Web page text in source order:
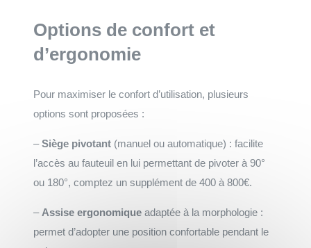
Options de confort et
d’ergonomie
Pour maximiser le confort d’utilisation, plusieurs
options sont proposées :
–Siège pivotant (manuel ou automatique) : facilite
l’accès au fauteuil en lui permettant de pivoter à 90°
ou 180°, comptez un supplément de 400 à 800€.
– Assise ergonomique adaptée à la morphologie :
permet d’adopter une position confortable pendant le